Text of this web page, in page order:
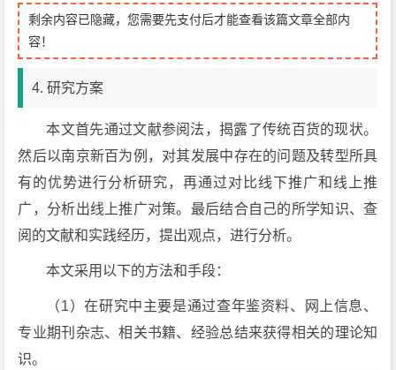
剩余内容已隐藏，您需要先支付后才能查看该篇文章全部内
容！
4. 研究方案
本文首先通过文献参阅法，揭露了传统百货的现状。
然后以南京新百为例，对其发展中存在的问题及转型所具
有的优势进行分析研究，再通过对比线下推广和线上推
广，分析出线上推广对策。最后结合自己的所学知识、查
阅的文献和实践经历，提出观点，进行分析。
本文采用以下的方法和手段：
（1）在研究中主要是通过查年鉴资料、网上信息、
专业期刊杂志、相关书籍、经验总结来获得相关的理论知
识。